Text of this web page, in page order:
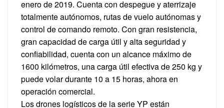
enero de 2019. Cuenta con despegue y aterrizaje
totalmente autónomos, rutas de vuelo autónomas y
control de comando remoto. Con gran resistencia,
gran capacidad de carga útil y alta seguridad y
confiabilidad, cuenta con un alcance máximo de
1600 kilómetros, una carga útil efectiva de 250 kg y
puede volar durante 10 a 15 horas, ahora en
operación comercial.
Los drones logísticos de la serie YP están